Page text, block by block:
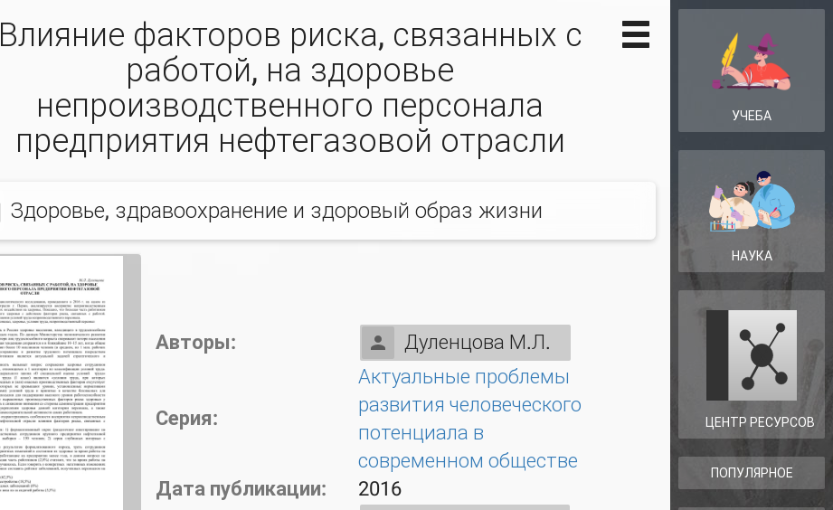
Влияние факторов риска, связанных с
работой, на здоровье
непроизводственного персонала
предприятия нефтегазовой отрасли
Здоровье, здравоохранение и здоровый образ жизни
Авторы: Дуленцова М.Л.
Серия:
Актуальные проблемы
развития человеческого
потенциала в
современном обществе
Дата публикации:
2016
УЧЕБА
НАУКА
ЦЕНТР РЕСУРСОВ
ПОПУЛЯРНОЕ